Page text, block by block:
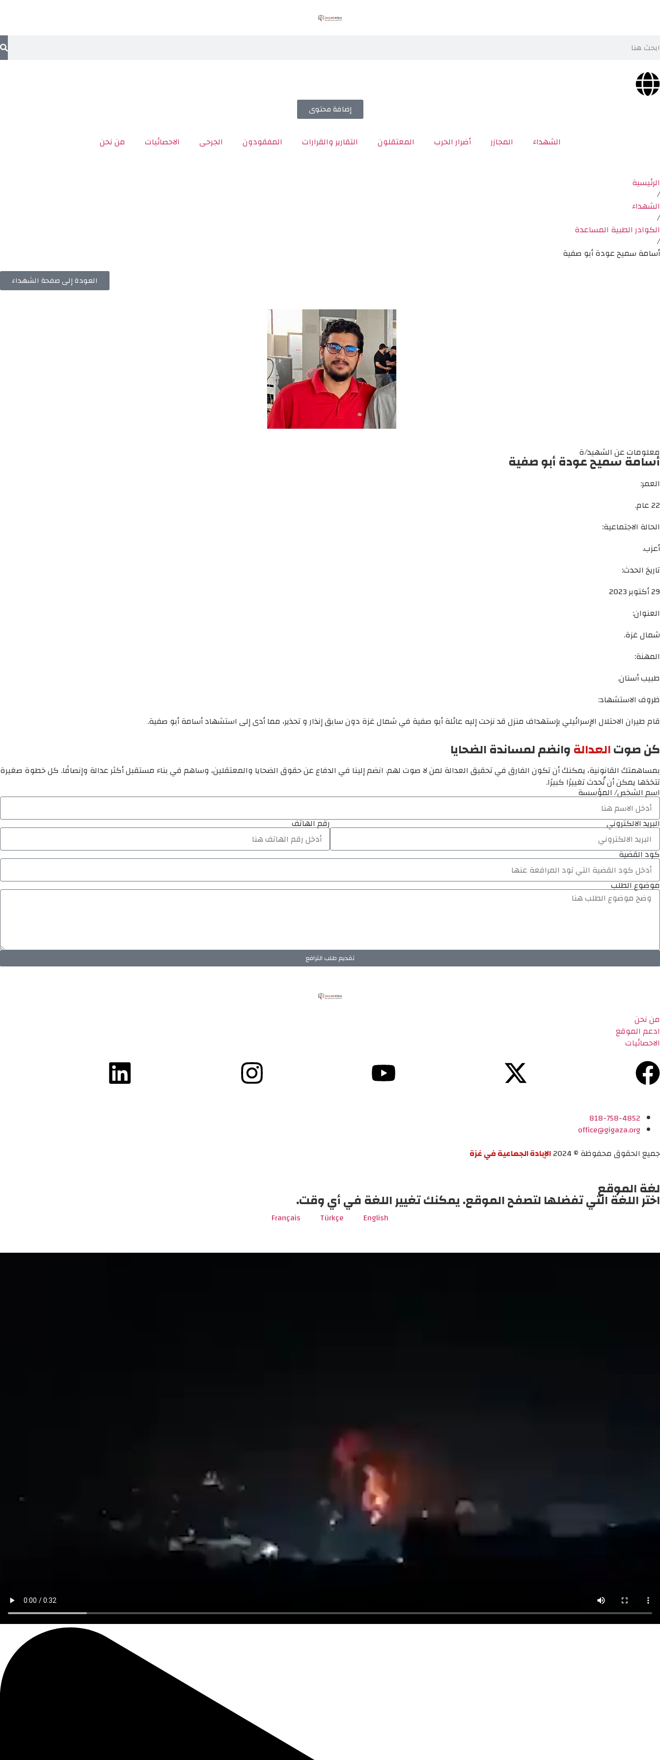
إضافة محتوى
الشهداء المجازر أضرار الحرب المعتقلون التقارير والقرارات المفقودون الجرحى الاحصائيات من نحن
الرئيسية
/
الشهداء
/
الكوادر الطبية المساعدة
/
أسامة سميح عودة أبو صفية
العودة إلى صفحة الشهداء
معلومات عن الشهيد/ة
أسامة سميح عودة أبو صفية
العمر:
22 عام.
الحالة الاجتماعية:
أعزب.
تاريخ الحدث:
29 أكتوبر 2023
العنوان:
شمال غزة.
المهنة:
طبيب أسنان.
ظروف الاستشهاد:
قام طيران الاحتلال الإسرائيلي بإستهداف منزل قد نزحت إليه عائلة أبو صفية في شمال غزة دون سابق إنذار و تحذير، مما أدى إلى استشهاد أسامة أبو صفية.
كن صوتالعدالةوانضم لمساندة الضحايا
بمساهمتك القانونية، يمكنك أن تكون الفارق في تحقيق العدالة لمن لا صوت لهم. انضم إلينا في الدفاع عن حقوق الضحايا والمعتقلين، وساهم في بناء مستقبل أكثر عدالة وإنصافًا. كل خطوة صغيرة
تتخذها يمكن أن تُحدث تغييرًا كبيرًا.
اسم الشخص/ المؤسسة
البريد الالكتروني رقم الهاتف
كود القضية
موضوع الطلب
تقديم طلب الترافع
من نحن
ادعم الموقع
الاحصائيات
818-758-4852
office@gigaza.org
جميع الحقوق محفوظة © 2024
الإبادة الجماعية في غزة
لغة الموقع
اختر اللغة التي تفضلها لتصفح الموقع. يمكنك تغيير اللغة في أي وقت.
English
Türkçe
Français